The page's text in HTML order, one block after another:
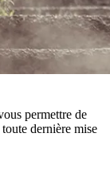
permettre de
dernière mise